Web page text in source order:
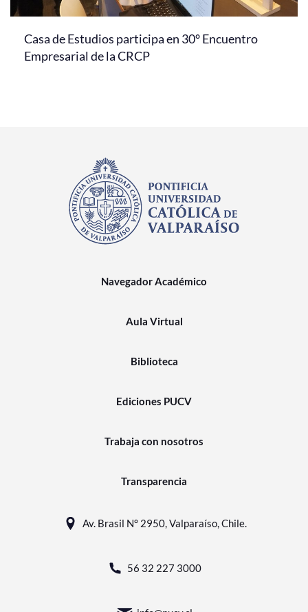
Casa de Estudios participa en 30° Encuentro
Empresarial de la CRCP
Navegador Académico
Aula Virtual
Biblioteca
Ediciones PUCV
Trabaja con nosotros
Transparencia
Av. Brasil N° 2950, Valparaíso, Chile.
56 32 227 3000